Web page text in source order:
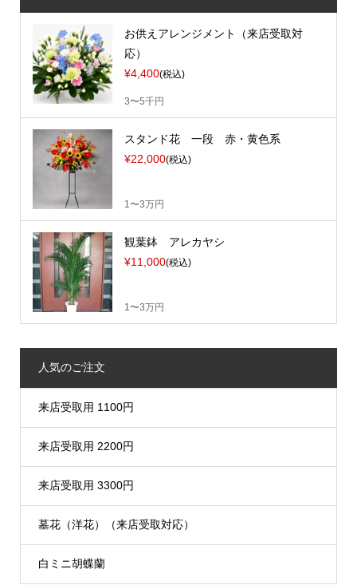
お供えアレンジメント（来店受取対
応）
¥4,400(税込)
3〜5千円
スタンド花 一段 赤・黄色系
¥22,000(税込)
1〜3万円
観葉鉢 アレカヤシ
¥11,000(税込)
1〜3万円
人気のご注文
来店受取用 1100円
来店受取用 2200円
来店受取用 3300円
墓花（洋花）（来店受取対応）
白ミニ胡蝶蘭